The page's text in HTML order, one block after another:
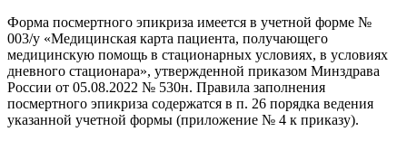
Форма посмертного эпикриза имеется в учетной форме №
003/у «Медицинская карта пациента, получающего
медицинскую помощь в стационарных условиях, в условиях
дневного стационара», утвержденной приказом Минздрава
России от 05.08.2022 № 530н. Правила заполнения
посмертного эпикриза содержатся в п. 26 порядка ведения
указанной учетной формы (приложение № 4 к приказу).